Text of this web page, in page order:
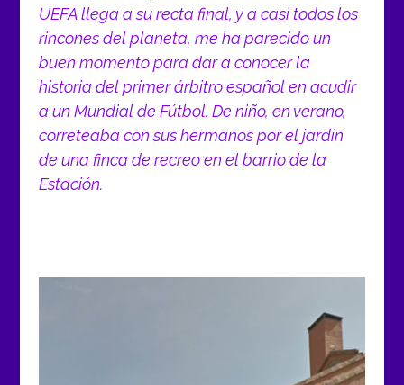
UEFA llega a su recta final, y a casi todos los
rincones del planeta, me ha parecido un
buen momento para dar a conocer la
historia del primer árbitro español en acudir
a un Mundial de Fútbol. De niño, en verano,
correteaba con sus hermanos por el jardín
de una finca de recreo en el barrio de la
Estación.